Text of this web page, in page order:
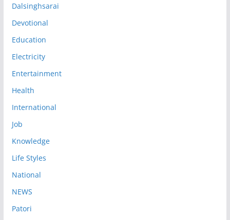
Dalsinghsarai
Devotional
Education
Electricity
Entertainment
Health
International
Job
Knowledge
Life Styles
National
NEWS
Patori